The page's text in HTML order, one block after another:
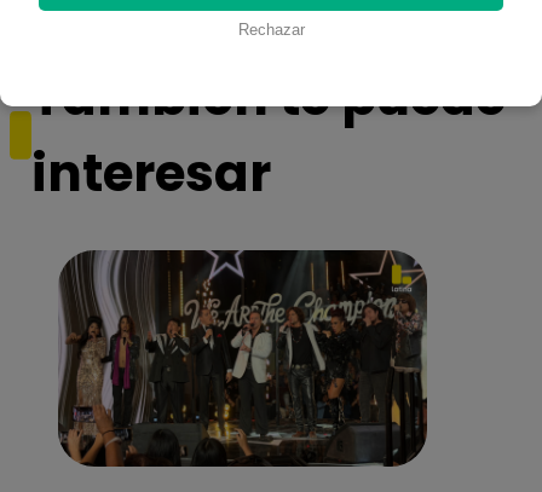
También te puede
interesar
Rechazar